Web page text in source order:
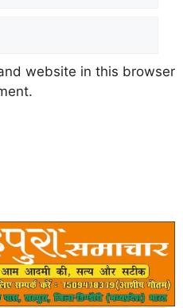
website in this browser